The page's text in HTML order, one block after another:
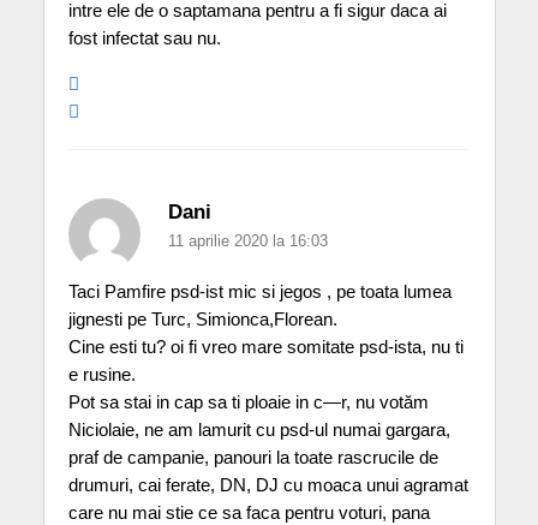
intre ele de o saptamana pentru a fi sigur daca ai
fost infectat sau nu.
Dani
11 aprilie 2020 la 16:03
Taci Pamfire psd-ist mic si jegos , pe toata lumea
jignesti pe Turc, Simionca,Florean.
Cine esti tu? oi fi vreo mare somitate psd-ista, nu ti
e rusine.
Pot sa stai in cap sa ti ploaie in c—r, nu votăm
Niciolaie, ne am lamurit cu psd-ul numai gargara,
praf de campanie, panouri la toate rascrucile de
drumuri, cai ferate, DN, DJ cu moaca unui agramat
care nu mai stie ce sa faca pentru voturi, pana